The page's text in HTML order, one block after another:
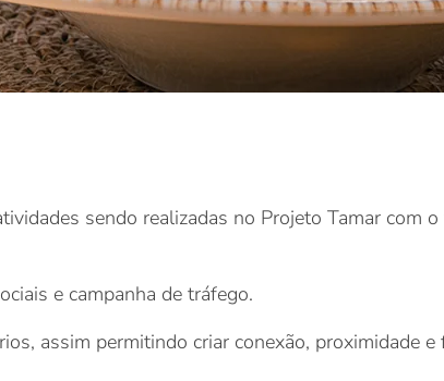
sendo realizadas no Projeto Tamar com o
e campanha de tráfego.
assim permitindo criar conexão, proximidade e